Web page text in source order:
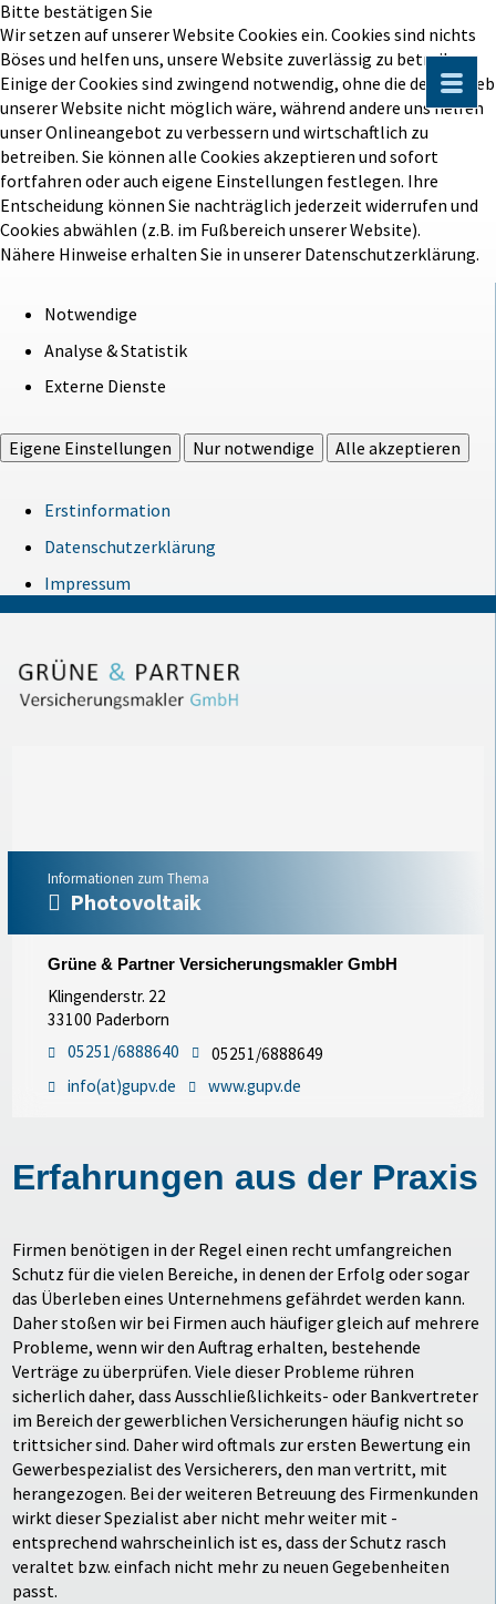
Bitte bestätigen Sie
Wir setzen auf unserer Website Cookies ein. Cookies sind nichts
Böses und helfen uns, unsere Website zuverlässig zu betreiben.
Einige der Cookies sind zwingend notwendig, ohne die der Betrieb
unserer Website nicht möglich wäre, während andere uns helfen
unser Onlineangebot zu verbessern und wirtschaftlich zu
betreiben. Sie können alle Cookies akzeptieren und sofort
fortfahren oder auch eigene Einstellungen festlegen. Ihre
Entscheidung können Sie nachträglich jederzeit widerrufen und
Cookies abwählen (z.B. im Fußbereich unserer Website).
Nähere Hinweise erhalten Sie in unserer Datenschutzerklärung.
Notwendige
Analyse & Statistik
Externe Dienste
Eigene Einstellungen Nur notwendige Alle akzeptieren
Erstinformation
Datenschutzerklärung
Impressum
Informationen zum Thema
Photovoltaik
Grüne & Partner Versicherungsmakler GmbH
Klingenderstr. 22
33100 Paderborn
05251/6888640
05251/6888649
info(at)gupv.de
www.gupv.de
Erfahrungen aus der Praxis
Firmen benötigen in der Regel einen recht umfangreichen
Schutz für die vielen Bereiche, in denen der Erfolg oder sogar
das Überleben eines Unternehmens gefährdet werden kann.
Daher stoßen wir bei Firmen auch häufiger gleich auf mehrere
Probleme, wenn wir den Auftrag erhalten, bestehende
Verträge zu überprüfen. Viele dieser Probleme rühren
sicherlich daher, dass Ausschließlichkeits- oder Bankvertreter
im Bereich der gewerblichen Versicherungen häufig nicht so
trittsicher sind. Daher wird oftmals zur ersten Bewertung ein
Gewerbespezialist des Versicherers, den man vertritt, mit
herangezogen. Bei der weiteren Betreuung des Firmenkunden
wirkt dieser Spezialist aber nicht mehr weiter mit -
entsprechend wahrscheinlich ist es, dass der Schutz rasch
veraltet bzw. einfach nicht mehr zu neuen Gegebenheiten
passt.